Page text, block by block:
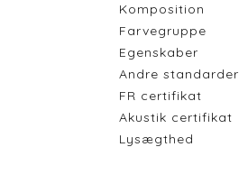
Komposition
Farvegruppe
Egenskaber
Andre standarder
FR certifikat
Akustik certifikat
Lysægthed